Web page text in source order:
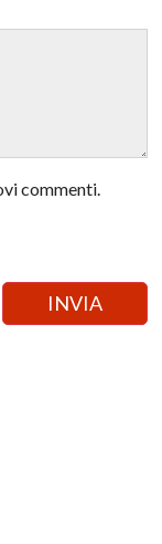
commenti.